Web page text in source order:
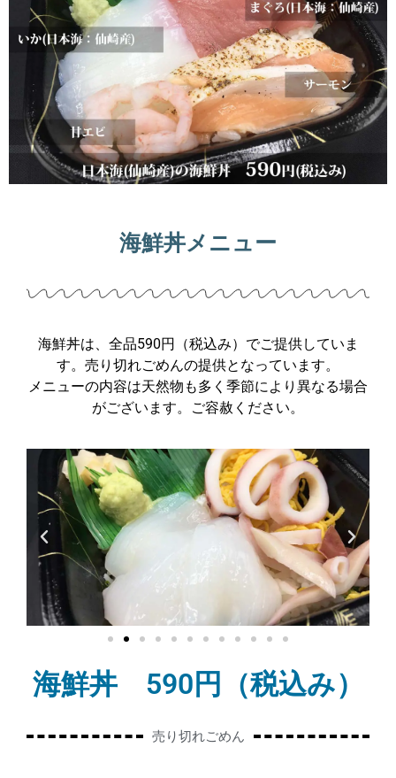
海鮮丼メニュー
海鮮丼は、全品590円（税込み）でご提供していま
す。売り切れごめんの提供となっています。
メニューの内容は天然物も多く季節により異なる場合
がございます。ご容赦ください。
海鮮丼 590円（税込み）
売り切れごめん